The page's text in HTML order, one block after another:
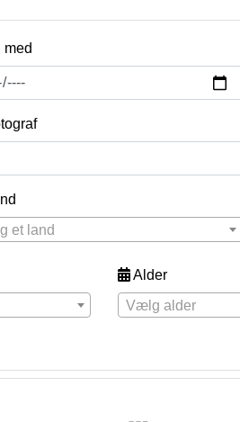
med
et land
Alder
Vælg alder